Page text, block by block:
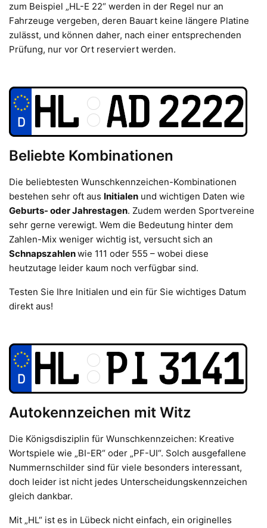
zum Beispiel „HL-E 22“ werden in der Regel nur an
Fahrzeuge vergeben, deren Bauart keine längere Platine
zulässt, und können daher, nach einer entsprechenden
Prüfung, nur vor Ort reserviert werden.
Beliebte Kombinationen
Die beliebtesten Wunschkennzeichen-Kombinationen
bestehen sehr oft aus Initialen und wichtigen Daten wie
Geburts- oder Jahrestagen. Zudem werden Sportvereine
sehr gerne verewigt. Wem die Bedeutung hinter dem
Zahlen-Mix weniger wichtig ist, versucht sich an
Schnapszahlenwie 111 oder 555 – wobei diese
heutzutage leider kaum noch verfügbar sind.
Testen Sie Ihre Initialen und ein für Sie wichtiges Datum
direkt aus!
Autokennzeichen mit Witz
Die Königsdisziplin für Wunschkennzeichen: Kreative
Wortspiele wie „BI-ER“ oder „PF-UI“. Solch ausgefallene
Nummernschilder sind für viele besonders interessant,
doch leider ist nicht jedes Unterscheidungskennzeichen
gleich dankbar.
Mit „HL“ ist es in Lübeck nicht einfach, ein originelles